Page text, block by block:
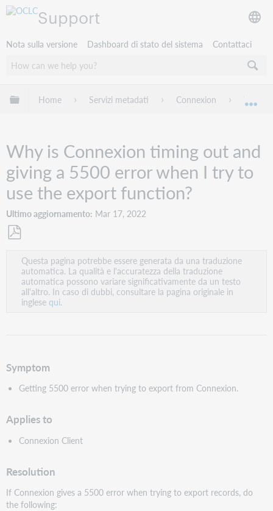
Support
Nota sulla versione Dashboard di stato del sistema Contattaci
Espandi/comprimi la gerarchia globale
Home Servizi metadati Connexion
Why is Connexion timing out and
giving a 5500 error when I try to
use the export function?
Ultimo aggiornamento Mar 17, 2022
come
PDF
Questa pagina potrebbe essere generata da una traduzione
automatica. La qualità e l'accuratezza della traduzione
automatica possono variare significativamente da un testo
all'altro. In caso di dubbi, consultare la pagina originale in
inglesequi.
Symptom
Getting 5500 error when trying to export from Connexion.
Applies to
Connexion Client
Resolution
If Connexion gives a 5500 error when trying to export records, do
the following: